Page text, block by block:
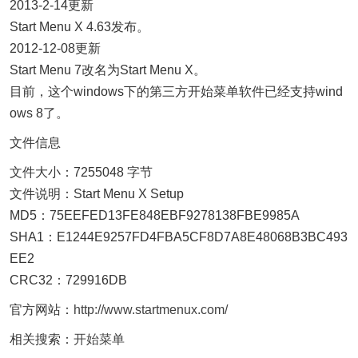
2013-2-14更新
Start Menu X 4.63发布。
2012-12-08更新
Start Menu 7改名为Start Menu X。
目前，这个windows下的第三方开始菜单软件已经支持wind
ows 8了。
文件信息
文件大小：7255048 字节
文件说明：Start Menu X Setup
MD5：75EEFED13FE848EBF9278138FBE9985A
SHA1：E1244E9257FD4FBA5CF8D7A8E48068B3BC493
EE2
CRC32：729916DB
官方网站： http://www.startmenux.com/
相关搜索： 开始菜单